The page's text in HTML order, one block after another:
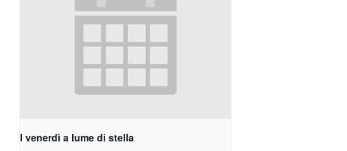
I venerdì a lume di stella